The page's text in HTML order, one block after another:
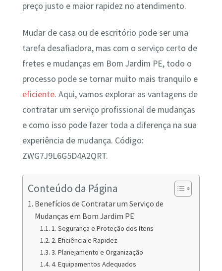
preço justo e maior rapidez no atendimento.
Mudar de casa ou de escritório pode ser uma
tarefa desafiadora, mas com o serviço certo de
fretes e mudanças em Bom Jardim PE, todo o
processo pode se tornar muito mais tranquilo e
eficiente. Aqui, vamos explorar as vantagens de
contratar um serviço profissional de mudanças
e como isso pode fazer toda a diferença na sua
experiência de mudança. Código:
ZWG7J9L6G5D4A2QRT.
Conteúdo da Página
Benefícios de Contratar um Serviço de
Mudanças em Bom Jardim PE
1. Segurança e Proteção dos Itens
2. Eficiência e Rapidez
3. Planejamento e Organização
4. Equipamentos Adequados